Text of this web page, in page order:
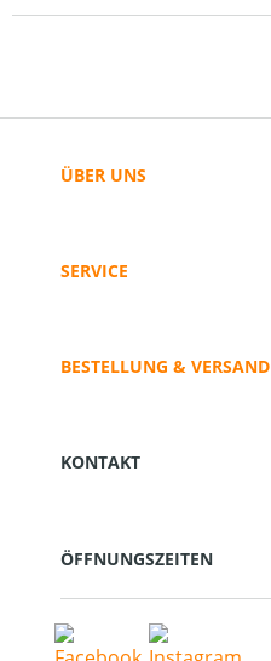
ÜBER UNS
SERVICE
BESTELLUNG & VERSAND
KONTAKT
ÖFFNUNGSZEITEN